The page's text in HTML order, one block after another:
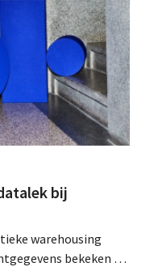
te zijn voor
bij
warehousing
bekeken of